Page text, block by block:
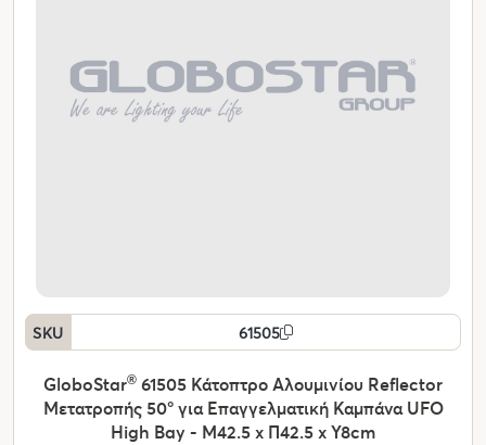
SKU 61505
GloboStar® 61505 Κάτοπτρο Αλουμινίου Reflector
Μετατροπής 50° για Επαγγελματική Καμπάνα UFO
High Bay - Μ42.5 x Π42.5 x Υ8cm